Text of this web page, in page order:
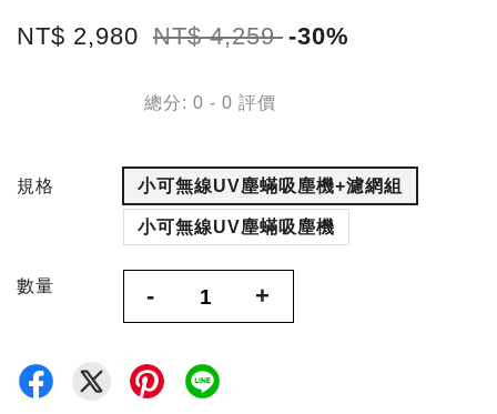
NT$ 2,980 NT$ 4,259 -30%
總分: 0 - 0 評價
規格 小可無線UV塵蟎吸塵機+濾網組
小可無線UV塵蟎吸塵機
數量 - +